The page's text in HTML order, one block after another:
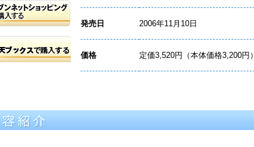
発売日 2006年11月10日
価格 定価3,520円（本体価格3,200円）